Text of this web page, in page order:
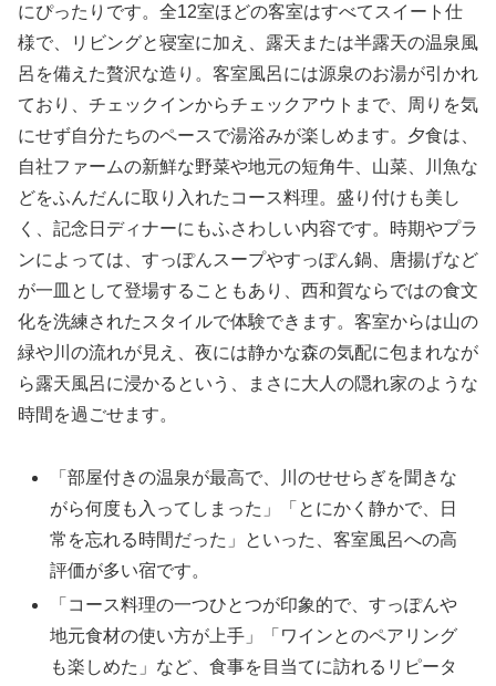
にぴったりです。全12室ほどの客室はすべてスイート仕
様で、リビングと寝室に加え、露天または半露天の温泉風
呂を備えた贅沢な造り。客室風呂には源泉のお湯が引かれ
ており、チェックインからチェックアウトまで、周りを気
にせず自分たちのペースで湯浴みが楽しめます。夕食は、
自社ファームの新鮮な野菜や地元の短角牛、山菜、川魚な
どをふんだんに取り入れたコース料理。盛り付けも美し
く、記念日ディナーにもふさわしい内容です。時期やプラ
ンによっては、すっぽんスープやすっぽん鍋、唐揚げなど
が一皿として登場することもあり、西和賀ならではの食文
化を洗練されたスタイルで体験できます。客室からは山の
緑や川の流れが見え、夜には静かな森の気配に包まれなが
ら露天風呂に浸かるという、まさに大人の隠れ家のような
時間を過ごせます。
「部屋付きの温泉が最高で、川のせせらぎを聞きな
がら何度も入ってしまった」「とにかく静かで、日
常を忘れる時間だった」といった、客室風呂への高
評価が多い宿です。
「コース料理の一つひとつが印象的で、すっぽんや
地元食材の使い方が上手」「ワインとのペアリング
も楽しめた」など、食事を目当てに訪れるリピータ